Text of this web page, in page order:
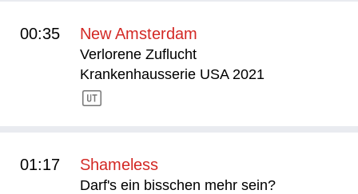
00:35 New Amsterdam
Verlorene Zuflucht
Krankenhausserie USA 2021
01:17 Shameless
Darf's ein bisschen mehr sein?